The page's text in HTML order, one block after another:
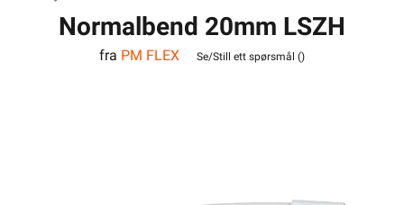
Normalbend 20mm LSZH
Hvit
fra PM FLEX Se/Still ett spørsmål ()